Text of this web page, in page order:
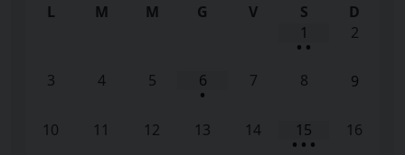
L M M G V S
D
1
• •
2
3 4 5 6
•
7 8 9
10 11 12 13 14 15
• • •
16